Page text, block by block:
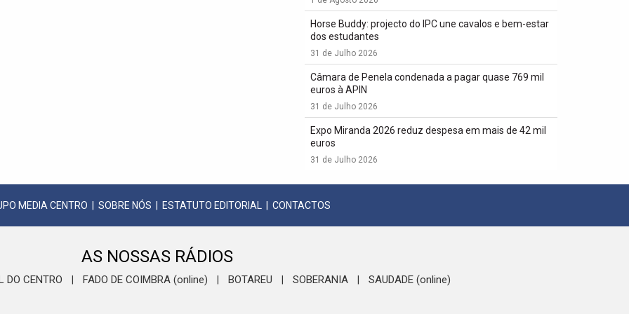
Horse Buddy: projecto do IPC une cavalos e bem-estar
dos estudantes
31 de Julho 2026
Câmara de Penela condenada a pagar quase 769 mil
euros à APIN
31 de Julho 2026
Expo Miranda 2026 reduz despesa em mais de 42 mil
euros
31 de Julho 2026
MEDIA CENTRO SOBRE NÓS ESTATUTO EDITORIAL CONTACTOS
AS NOSSAS RÁDIOS
DO CENTRO FADO DE COIMBRA (online) BOTAREU SOBERANIA SAUDADE (online)